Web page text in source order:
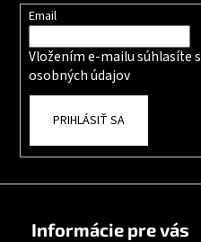
Email
Vložením e-mailu súhlasíte s
osobných údajov
PRIHLÁSIŤ SA
Informácie pre vás